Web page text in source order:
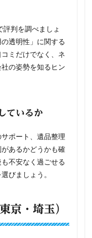
判を調べましょ
透明性」に関する
ミだけでなく、ネ
の姿勢を知るヒン
ているか
ポート、遺品整理
あるかどうかも確
不安なく過ごせる
びましょう。
京・埼玉）